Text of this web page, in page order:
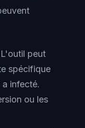
peut
spécifique
infecté.
ou les